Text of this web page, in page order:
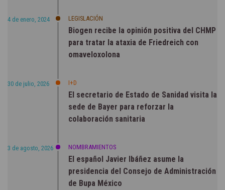
4 de enero, 2024 LEGISLACIÓN
Biogen recibe la opinión positiva del CHMP
para tratar la ataxia de Friedreich con
omaveloxolona
30 de julio, 2026 I+D
El secretario de Estado de Sanidad visita la
sede de Bayer para reforzar la
colaboración sanitaria
3 de agosto, 2026 NOMBRAMIENTOS
El español Javier Ibáñez asume la
presidencia del Consejo de Administración
de Bupa México